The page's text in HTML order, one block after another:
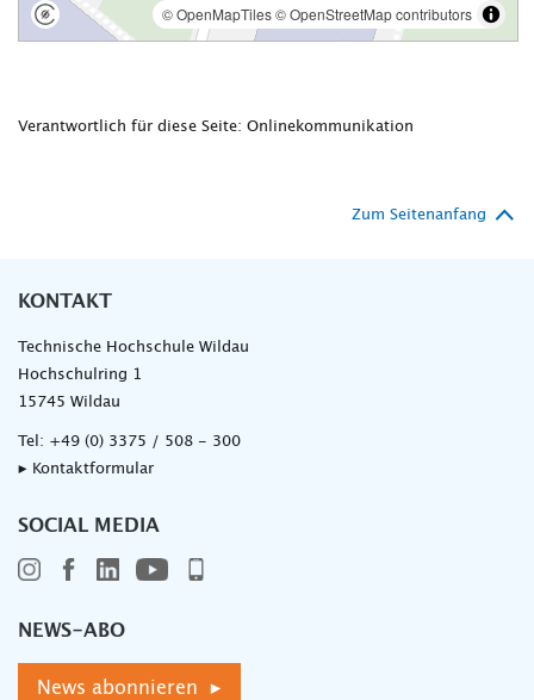
Verantwortlich für diese Seite: Onlinekommunikation
Zum Seitenanfang
KONTAKT
Technische Hochschule Wildau
Hochschulring 1
15745 Wildau
Tel: +49 (0) 3375 / 508 - 300
▸ Kontaktformular
SOCIAL MEDIA
NEWS-ABO
News abonnieren ▸